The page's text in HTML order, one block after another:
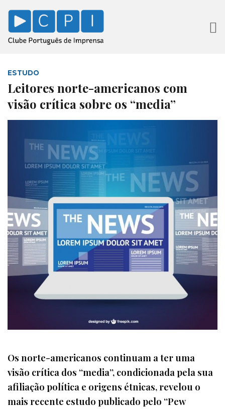
ESTUDO
Leitores norte-americanos com
visão crítica sobre os “media”
Os norte-americanos continuam a ter uma
visão crítica dos “media”, condicionada pela sua
afiliação política e origens étnicas, revelou o
mais recente estudo publicado pelo “Pew